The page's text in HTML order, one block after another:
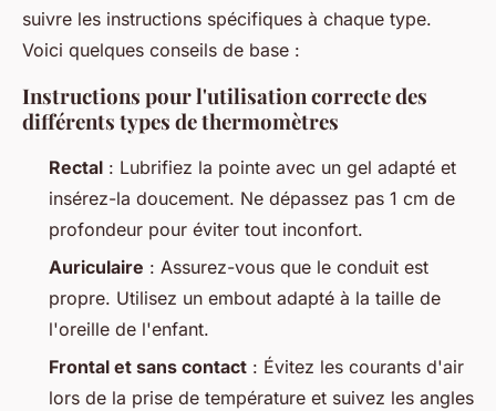
suivre les instructions spécifiques à chaque type.
Voici quelques conseils de base :
Instructions pour l'utilisation correcte des
différents types de thermomètres
Rectal : Lubrifiez la pointe avec un gel adapté et
insérez-la doucement. Ne dépassez pas 1 cm de
profondeur pour éviter tout inconfort.
Auriculaire : Assurez-vous que le conduit est
propre. Utilisez un embout adapté à la taille de
l'oreille de l'enfant.
Frontal et sans contact : Évitez les courants d'air
lors de la prise de température et suivez les angles